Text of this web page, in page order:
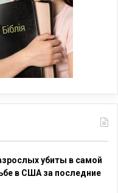
убиты в самой
в США за последние